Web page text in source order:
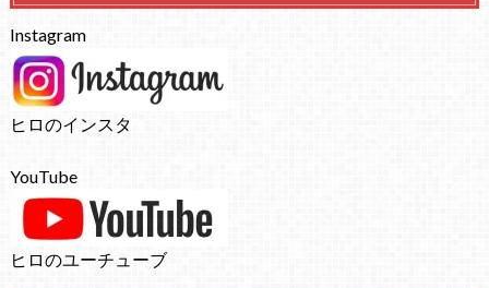
Instagram
ヒロのインスタ
YouTube
ヒロのユーチューブ